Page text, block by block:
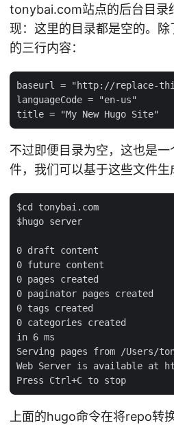
tonybai.com站点的后台目录
现：这里的目录都是空的。
的三行内容：
baseurl = "http://replace-
languageCode = "en-us"
不过即便目录为空，这也是
件，我们可以基于这些文件生
$cd tonybai.com
$hugo server
0 draft content
0 future content
0 pages created
0 paginator pages created
0 tags created
0 categories created
in 6 ms
Serving pages from /Users/
Web Server is available at
上面的hugo命令在将repo转